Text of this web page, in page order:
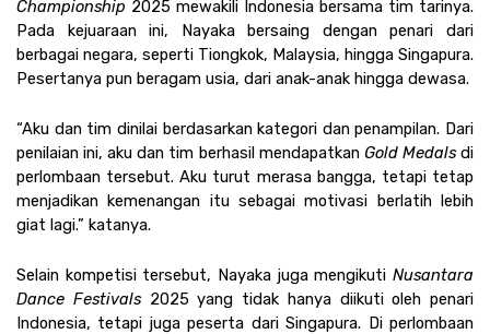
Championship 2025 mewakili Indonesia bersama tim tarinya.
Pada kejuaraan ini, Nayaka bersaing dengan penari dari
berbagai negara, seperti Tiongkok, Malaysia, hingga Singapura.
Pesertanya pun beragam usia, dari anak-anak hingga dewasa.
“Aku dan tim dinilai berdasarkan kategori dan penampilan. Dari
penilaian ini, aku dan tim berhasil mendapatkan Gold Medals di
perlombaan tersebut. Aku turut merasa bangga, tetapi tetap
menjadikan kemenangan itu sebagai motivasi berlatih lebih
giat lagi.” katanya.
Selain kompetisi tersebut, Nayaka juga mengikuti Nusantara
Dance Festivals 2025 yang tidak hanya diikuti oleh penari
Indonesia, tetapi juga peserta dari Singapura. Di perlombaan